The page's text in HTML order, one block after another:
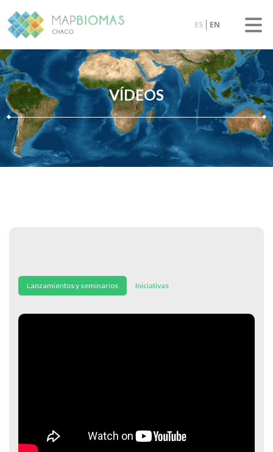
ES EN
VÍDEOS
Lanzamientos y seminarios Iniciativas